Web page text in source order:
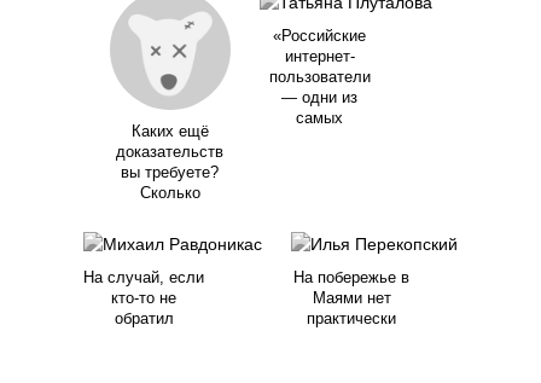
Каких ещё
доказательств
вы требуете?
Сколько
«Российские
интернет-
пользователи
— одни из
самых
На случай, если
кто-то не
обратил
На побережье в
Маями нет
практически